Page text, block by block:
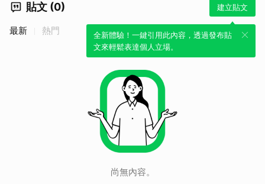
貼文 (0) 建立貼文
全新體驗！一鍵引用此內容，透過發布貼
文來輕鬆表達個人立場。
最新 熱門
尚無內容。